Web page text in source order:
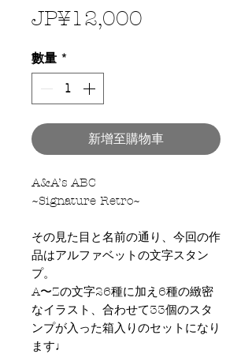
JP¥12,000
數量 *
新增至購物車
A&A’s ABC
~Signature Retro~
その見た目と名前の通り、今回の作
品はアルファベットの文字スタン
プ。
A〜Zの文字26種に加え6種の緻密
なイラスト、合わせて33個のスタ
ンプが入った箱入りのセットになり
ます♩